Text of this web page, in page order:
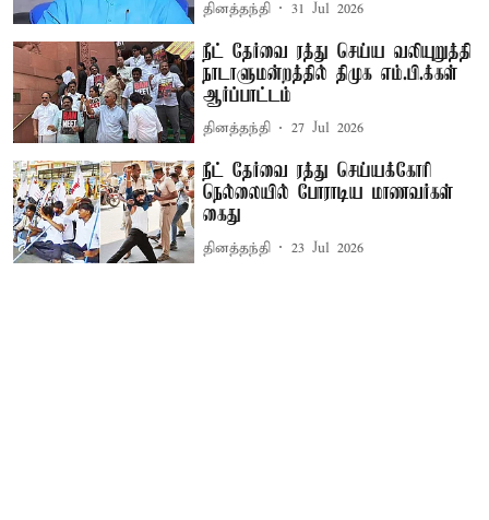
தினத்தந்தி 31 Jul 2026
நீட் தேர்வை ரத்து செய்ய வலியுறுத்தி
நாடாளுமன்றத்தில் திமுக எம்.பி.க்கள்
ஆர்ப்பாட்டம்
தினத்தந்தி 27 Jul 2026
நீட் தேர்வை ரத்து செய்யக்கோரி
நெல்லையில் போராடிய மாணவர்கள்
கைது
தினத்தந்தி 23 Jul 2026